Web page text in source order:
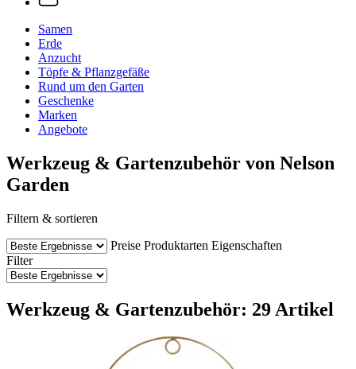
Samen
Erde
Anzucht
Töpfe & Pflanzgefäße
Rund um den Garten
Geschenke
Marken
Angebote
Werkzeug & Gartenzubehör von Nelson
Garden
Filtern & sortieren
Preise Produktarten Eigenschaften
Filter
Werkzeug & Gartenzubehör: 29 Artikel